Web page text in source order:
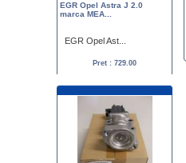
EGR Opel Astra J 2.0
marca MEA...
EGR Opel Ast...
Pret : 729.00